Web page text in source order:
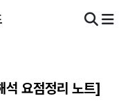
석 요점정리 노트]